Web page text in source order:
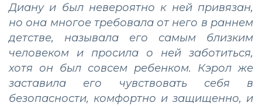
Диану и был невероятно к ней привязан,
но она многое требовала от него в раннем
детстве, называла его самым близким
человеком и просила о ней заботиться,
хотя он был совсем ребенком. Кэрол же
заставила его чувствовать себя в
безопасности, комфортно и защищенно, и